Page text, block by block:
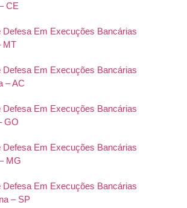
CE
Defesa Em Execuções Bancárias
MT
Defesa Em Execuções Bancárias
– AC
Defesa Em Execuções Bancárias
GO
Defesa Em Execuções Bancárias
MG
Defesa Em Execuções Bancárias
– SP